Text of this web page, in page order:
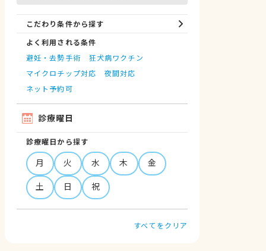
こだわり条件から探す
よく利用される条件
避妊・去勢手術
狂犬病ワクチン
マイクロチップ対応
夜間対応
ネット予約可
診療曜日
診療曜日から探す
月 火 水 木
金
土
日 祝
すべてをクリア